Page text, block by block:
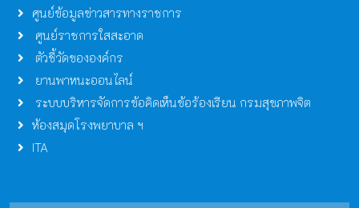
ศูนย์ข้อมูลข่าวสารทางราชการ
ศูนย์ราชการใสสะอาด
ตัวชี้วัดขององค์กร
ยานพาหนะออนไลน์
ระบบบริหารจัดการข้อคิดเห็นข้อร้องเรียน กรมสุขภาพจิต
ห้องสมุดโรงพยาบาล ฯ
ITA